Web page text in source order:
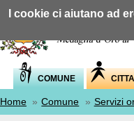
COMUNE
Home » Comune » Servizi
I cookie ci aiutano ad